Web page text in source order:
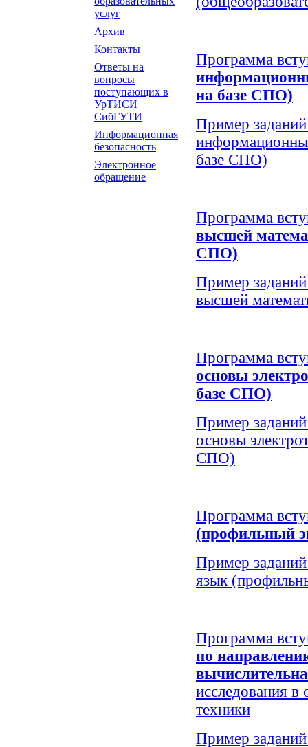
услуг
Архив
Контакты
Ответы на
вопросы
поступающих в
УрТИСИ
СибГУТИ
Информационная
безопасность
Электронное
обращение
Программа
на базе СПО)
Пример
базе СПО)
Программа
высшей
СПО)
Пример
высшей
Программа
основы
базе СПО)
Пример
основы
СПО)
Программа
(профильный
Пример
язык
Программа
по
исследования в
техники
Пример